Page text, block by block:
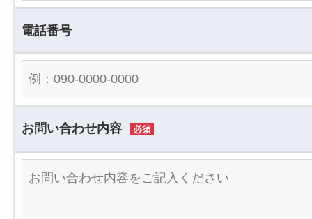
電話番号
お問い合わせ内容 必須